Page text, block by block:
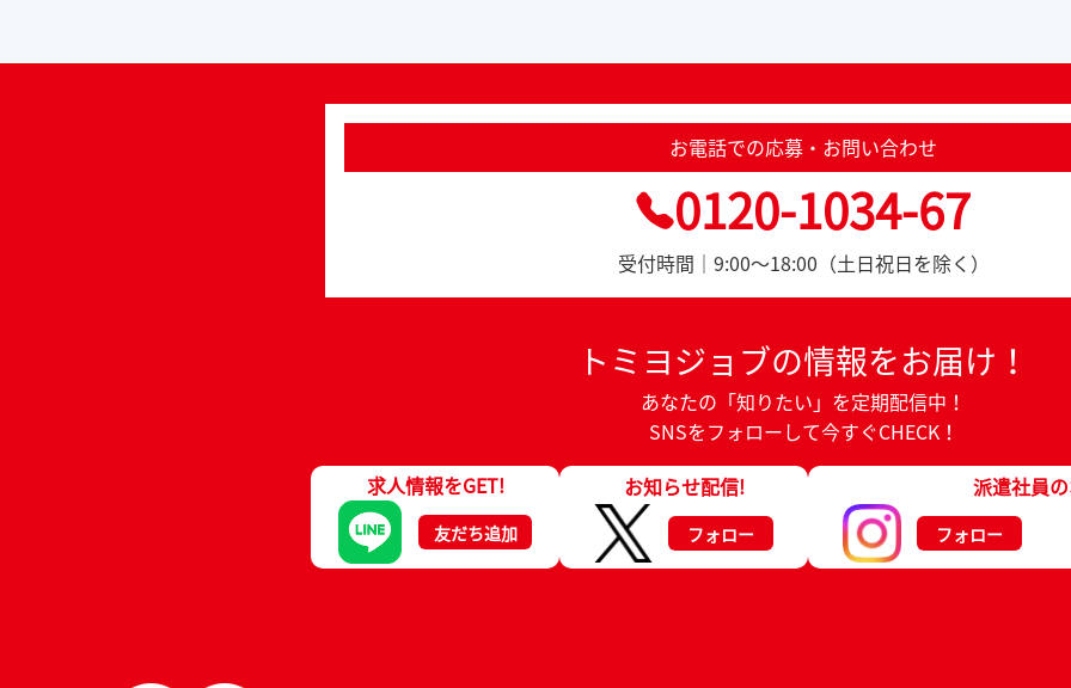
お電話での応募・お問い合わせ
0120-1034-67
受付時間｜9:00～18:00（土日祝日を除く）
トミヨジョブの情報をお届け！
あなたの「知りたい」を定期配信中！
SNSをフォローして今すぐCHECK！
求人情報をGET!
友だち追加
お知らせ配信!
フォロー
派遣社員
フォロー